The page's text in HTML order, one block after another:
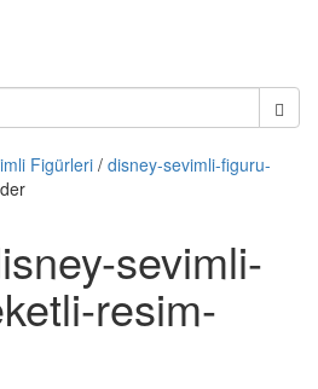
Figürleri / disney-sevimli-figuru-
sevimli-
resim-